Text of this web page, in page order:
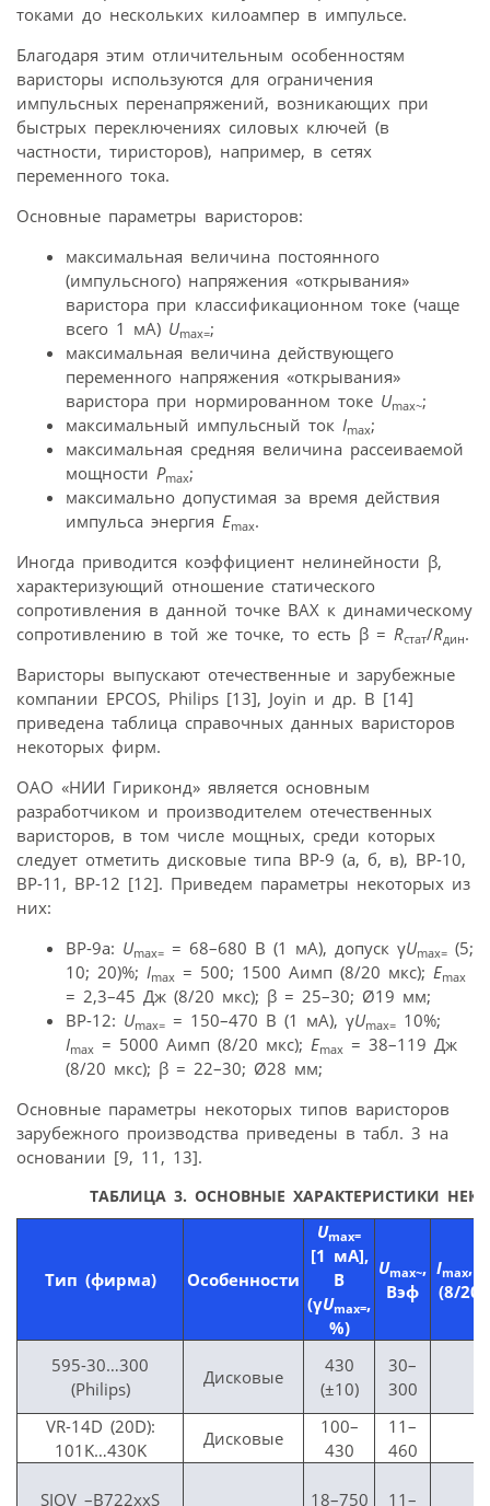
токами до нескольких килоампер в импульсе.
Благодаря этим отличительным особенностям
варисторы используются для ограничения
импульсных перенапряжений, возникающих при
быстрых переключениях силовых ключей (в
частности, тиристоров), например, в сетях
переменного тока.
Основные параметры варисторов:
максимальная величина постоянного
(импульсного) напряжения «открывания»
варистора при классификационном токе (чаще
всего 1 мА) Umax=;
максимальная величина действующего
переменного напряжения «открывания»
варистора при нормированном токе Umax~;
максимальный импульсный ток Imax;
максимальная средняя величина рассеиваемой
мощности Pmax;
максимально допустимая за время действия
импульса энергия Emax.
Иногда приводится коэффициент нелинейности β,
характеризующий отношение статического
сопротивления в данной точке ВАХ к динамическому
сопротивлению в той же точке, то есть β = Rстат/Rдин.
Варисторы выпускают отечественные и зарубежные
компании EPCOS, Philips [13], Joyin и др. В [14]
приведена таблица справочных данных варисторов
некоторых фирм.
ОАО «НИИ Гириконд» является основным
разработчиком и производителем отечественных
варисторов, в том числе мощных, среди которых
следует отметить дисковые типа ВР-9 (а, б, в), ВР-10,
ВР-11, ВР-12 [12]. Приведем параметры некоторых из
них:
ВР-9а: Umax= = 68–680 B (1 мA), допуск γUmax= (5;
10; 20)%; Imax = 500; 1500 Aимп (8/20 мкс); Emax
= 2,3–45 Дж (8/20 мкс); β = 25–30; Ø19 мм;
ВР-12: Umax= = 150–470 B (1 мA), γUmax= 10%;
Imax = 5000 Aимп (8/20 мкс); Emax = 38–119 Дж
(8/20 мкс); β = 22–30; Ø28 мм;
Основные параметры некоторых типов варисторов
зарубежного производства приведены в табл. 3 на
основании [9, 11, 13].
ТАБЛИЦА 3. ОСНОВНЫЕ ХАРАКТЕРИСТИКИ
Тип (фирма) Особенности
Umax=
[1 мА],
В
(γUmax=,
%)
Umax~,
Вэф
Imax,
(8/20
595-30…300
(Philips)
Дисковые
430
(±10)
30–
300
VR-14D (20D):
101K…430K
Дисковые
100–
430
11–
460
SIOV –B722xxS 18–750 11–